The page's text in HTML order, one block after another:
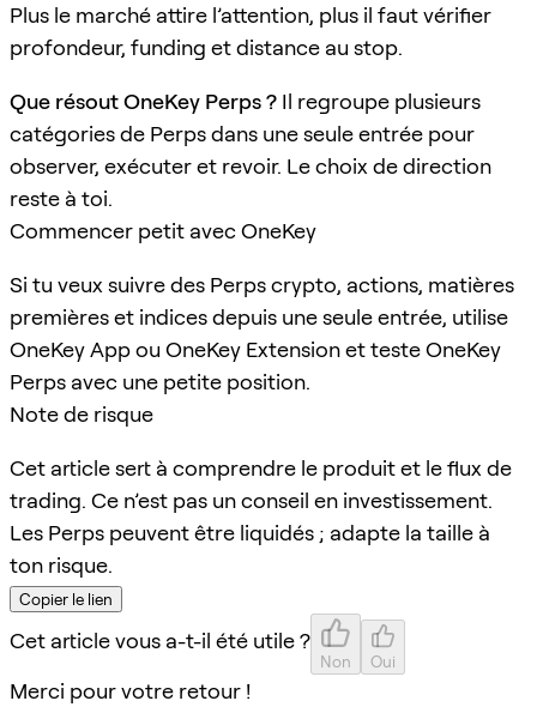
Plus le marché attire l’attention, plus il faut vérifier
profondeur, funding et distance au stop.
Que résout OneKey Perps ? Il regroupe plusieurs
catégories de Perps dans une seule entrée pour
observer, exécuter et revoir. Le choix de direction
reste à toi.
Commencer petit avec OneKey
Si tu veux suivre des Perps crypto, actions, matières
premières et indices depuis une seule entrée, utilise
OneKey App ou OneKey Extension et teste OneKey
Perps avec une petite position.
Note de risque
Cet article sert à comprendre le produit et le flux de
trading. Ce n’est pas un conseil en investissement.
Les Perps peuvent être liquidés ; adapte la taille à
ton risque.
Copier le lien
Cet article vous a-t-il été utile ?
Non Oui
Merci pour votre retour !